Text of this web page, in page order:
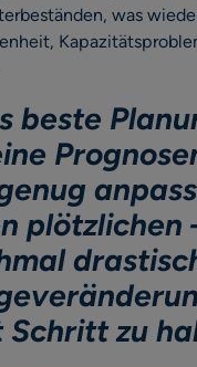
was
beste
plötzlichen
Schritt zu